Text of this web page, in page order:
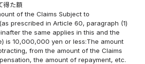
得た額
of the Claims Subject to
prescribed in Article 60, paragraph (1)
the same applies in this and the
is 10,000,000 yen or less:The amount
from the amount of the Claims
the amount of repayment, etc.